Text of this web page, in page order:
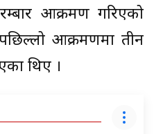
आक्रमण गरिएको
आक्रमणमा तीन
थिए ।